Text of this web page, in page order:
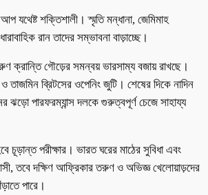
যথেষ্ট শক্তিশালী। স্মৃতি মন্ধানা, জেমিমাহ
রান তাদের সম্ভাবনা বাড়াচ্ছে।
ক্রান্তি গৌড়ের সমন্বয় ভারসাম্য বজায় রাখছে।
তাজমিন ব্রিটসের ওপেনিং জুটি। শেষের দিকে নাদিন
ঝড়ো পারফরম্যান্স দলকে গুরুত্বপূর্ণ চেজে সাহায্য
চূড়ান্ত পরীক্ষার। ভারত ঘরের মাঠের সুবিধা এবং
তবে দক্ষিণ আফ্রিকার তরুণ ও অভিজ্ঞ খেলোয়াড়দের
পারে।